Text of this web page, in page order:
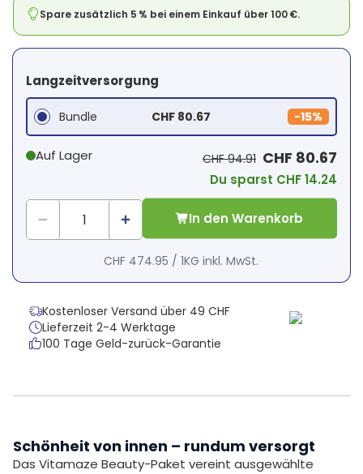
Spare zusätzlich 5 % bei einem Einkauf über 100 €.
Langzeitversorgung
Bundle CHF 80.67 -15%
Auf Lager CHF 94.91 CHF 80.67
Du sparst CHF 14.24
In den Warenkorb
CHF 474.95 /1KG inkl. MwSt.
Kostenloser Versand über 49 CHF
Lieferzeit 2-4 Werktage
100 Tage Geld-zurück-Garantie
Schönheit von innen – rundum versorgt
Das Vitamaze Beauty-Paket vereint ausgewählte